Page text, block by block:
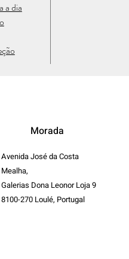
a dia
Morada
Avenida José da Costa
Mealha,
Galerias Dona Leonor Loja 9
8100-270 Loulé, Portugal